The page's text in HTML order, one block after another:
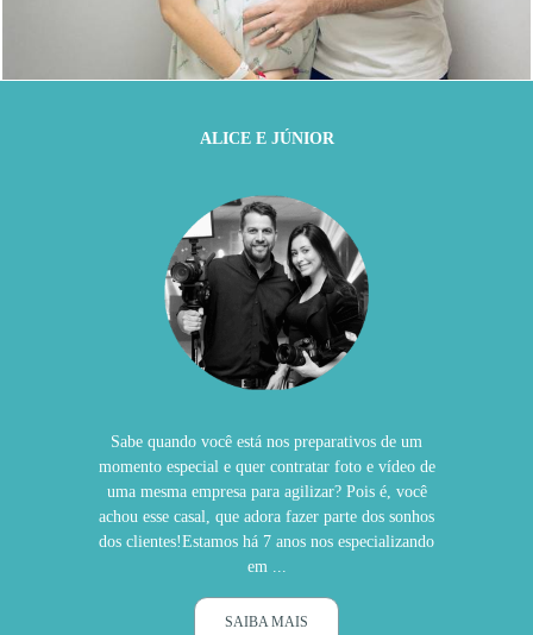
1843 0
ALICE E JÚNIOR
Sabe quando você está nos preparativos de um
momento especial e quer contratar foto e vídeo de
uma mesma empresa para agilizar? Pois é, você
achou esse casal, que adora fazer parte dos sonhos
dos clientes!Estamos há 7 anos nos especializando
em ...
SAIBA MAIS